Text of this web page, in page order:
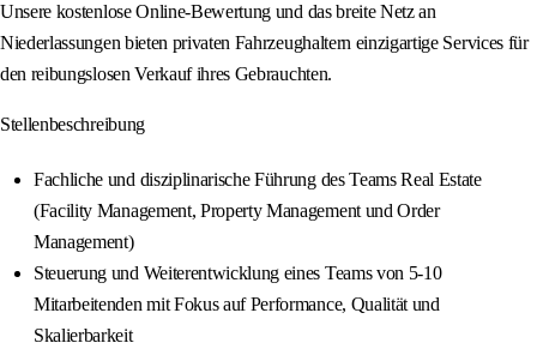
Unsere kostenlose Online-Bewertung und das breite Netz an
Niederlassungen bieten privaten Fahrzeughaltern einzigartige Services für
den reibungslosen Verkauf ihres Gebrauchten.
Stellenbeschreibung
Fachliche und disziplinarische Führung des Teams Real Estate
(Facility Management, Property Management und Order
Management)
Steuerung und Weiterentwicklung eines Teams von 5-10
Mitarbeitenden mit Fokus auf Performance, Qualität und
Skalierbarkeit